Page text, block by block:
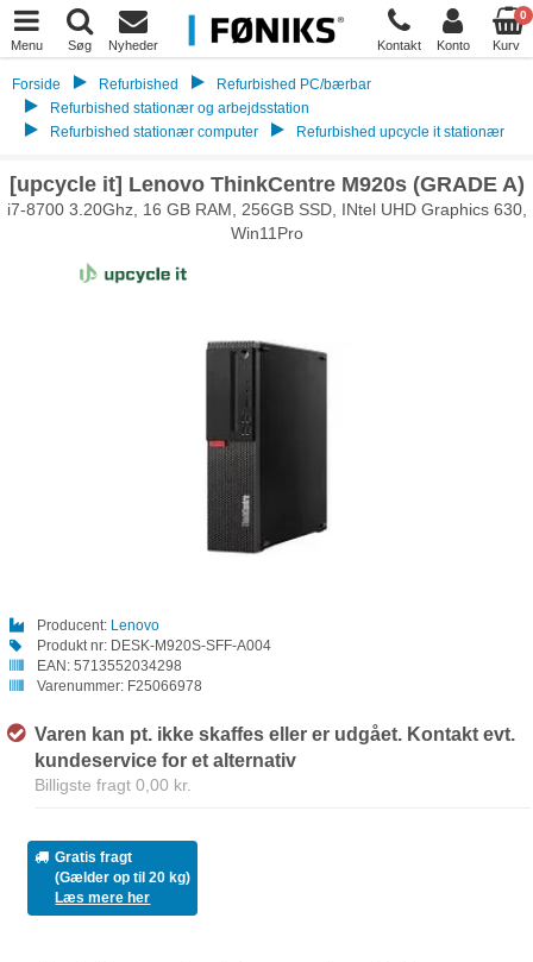
Menu Søg Nyheder Kontakt Konto
0
Kurv
Forside Refurbished
Refurbished PC/bærbar
Refurbished stationær og arbejdsstation
Refurbished stationær computer
Refurbished upcycle it stationær
[upcycle it] Lenovo ThinkCentre M920s (GRADE A)
i7-8700 3.20Ghz, 16 GB RAM, 256GB SSD, INtel UHD Graphics 630,
Win11Pro
Producent: Lenovo
Produkt nr: DESK-M920S-SFF-A004
EAN: 5713552034298
Varenummer: F25066978
Varen kan pt. ikke skaffes eller er udgået. Kontakt evt.
kundeservice for et alternativ
Billigste fragt 0,00 kr.
Gratis fragt
(Gælder op til 20 kg)
Læs mere her